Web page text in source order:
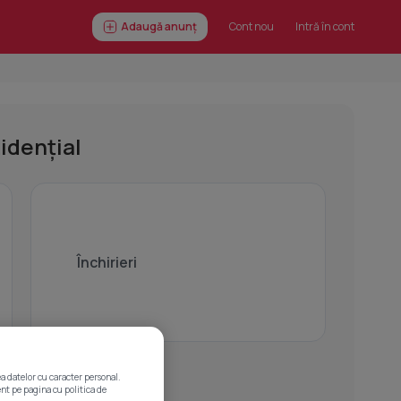
Adaugă anunț Cont nou Intră în cont
Închirieri
cu caracter personal.
pe pagina cu politica de